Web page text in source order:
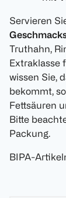
Servieren
Truthahn,
Extraklasse
wissen Sie,
bekommt,
Fettsäuren
Bitte
Packung.
BIPA-